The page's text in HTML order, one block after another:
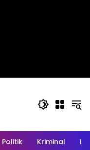
Politik Kriminal